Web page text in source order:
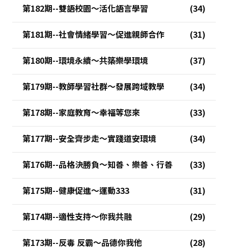
第182期--雙語校園～活化語言學習
第181期--社會情緒學習～促進親師合作
第180期--環境永續～共築樂學環境
第179期--教師學習社群～發展跨域教學
第178期--家庭教育～幸福等您來
第177期--安全齊步走～實踐道安環境
第176期--品格決勝負～知善、樂善、行善
第175期--健康促進～運動333
第174期--適性支持～你我共融
第173期--反毒 反霸～品德你我他